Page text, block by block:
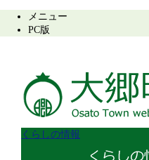
メニュー
PC版
くらしの情報